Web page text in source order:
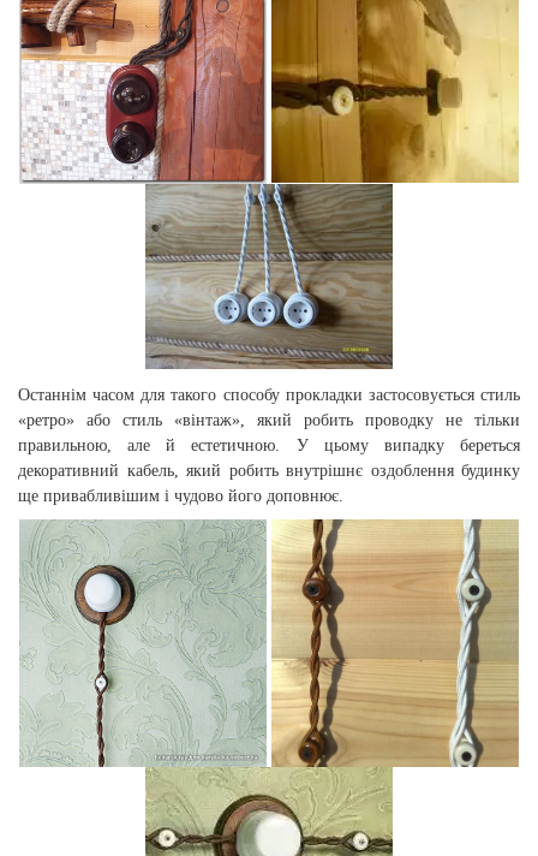
Останнім часом для такого способу прокладки застосовується стиль
«ретро» або стиль «вінтаж», який робить проводку не тільки
правильною, але й естетичною. У цьому випадку береться
декоративний кабель, який робить внутрішнє оздоблення будинку
ще привабливішим і чудово його доповнює.